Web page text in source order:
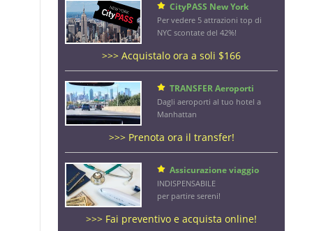
CityPASS New York
Per vedere 5 attrazioni top di
NYC scontate del 42%!
>>> Acquistalo ora a soli $166
TRANSFER Aeroporti
Dagli aeroporti al tuo hotel a
Manhattan
>>> Prenota ora il transfer!
Assicurazione viaggio
INDISPENSABILE
per partire sereni!
>>> Fai preventivo e acquista online!